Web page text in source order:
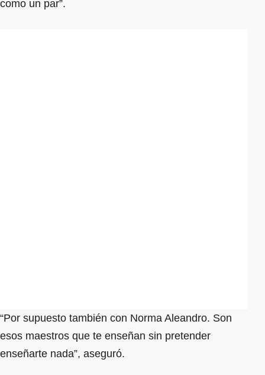
como un par”.
“Por supuesto también con Norma Aleandro. Son
esos maestros que te enseñan sin pretender
enseñarte nada”, aseguró.